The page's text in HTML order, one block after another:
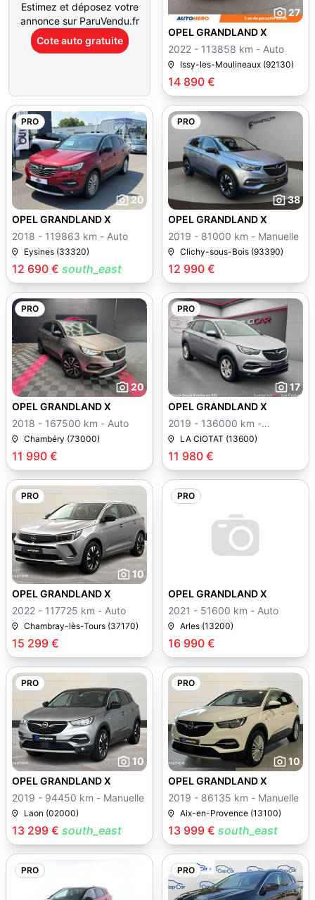
Estimez et déposez votre
annonce sur ParuVendu.fr
Cote auto gratuite
27
14 890 €
OPEL GRANDLAND X
2022 - 113858 km - Auto
Issy-les-Moulineaux (92130)
PRO
20
12 690 € south_east
OPEL GRANDLAND X
2018 - 119863 km - Auto
Eysines (33320)
PRO
38
12 990 €
OPEL GRANDLAND X
2019 - 81000 km - Manuelle
Clichy-sous-Bois (93390)
PRO
20
11 990 €
OPEL GRANDLAND X
2018 - 167500 km - Auto
Chambéry (73000)
PRO
17
11 980 €
OPEL GRANDLAND X
2019 - 136000 km -
Manuelle
LA CIOTAT (13600)
PRO
10
15 299 €
OPEL GRANDLAND X
2022 - 117725 km - Auto
Chambray-lès-Tours (37170)
PRO
16 990 €
OPEL GRANDLAND X
2021 - 51600 km - Auto
Arles (13200)
PRO
10
13 299 € south_east
OPEL GRANDLAND X
2019 - 94450 km - Manuelle
Laon (02000)
PRO
10
13 999 € south_east
OPEL GRANDLAND X
2019 - 86135 km - Manuelle
Aix-en-Provence (13100)
PRO PRO